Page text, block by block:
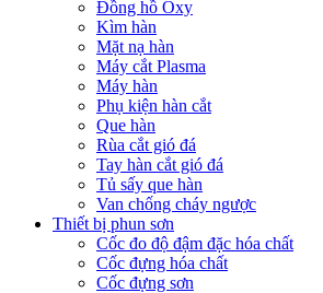
Đồng hồ Oxy
Kìm hàn
Mặt nạ hàn
Máy cắt Plasma
Máy hàn
Phụ kiện hàn cắt
Que hàn
Rùa cắt gió đá
Tay hàn cắt gió đá
Tủ sấy que hàn
Van chống cháy ngược
Thiết bị phun sơn
Cốc đo độ đậm đặc hóa chất
Cốc đựng hóa chất
Cốc đựng sơn